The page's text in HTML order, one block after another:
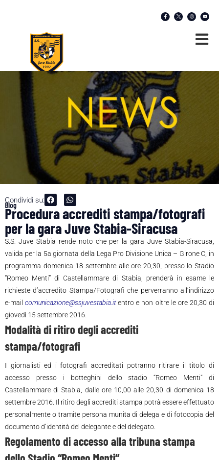
Condividi su:
Blog
Procedura accrediti stampa/fotografi
per la gara Juve Stabia-Siracusa
S.S. Juve Stabia rende noto che per la gara Juve Stabia-Siracusa,
valida per la 5a giornata della Lega Pro Divisione Unica – Girone C, in
programma domenica 18 settembre alle ore 20,30, presso lo Stadio
“Romeo Menti” di Castellammare di Stabia, prenderà in esame le
richieste d’accredito Stampa/Fotografi che perverranno all’indirizzo
e-mailcomunicazione@ssjuvestabia.itentro e non oltre le ore 20,30 di
giovedì 15 settembre 2016.
Modalità di ritiro degli accrediti
stampa/fotografi
I giornalisti ed i fotografi accreditati potranno ritirare il titolo di
accesso presso i botteghini dello stadio “Romeo Menti” di
Castellammare di Stabia, dalle ore 10,00 alle 20,30 di domenica 18
settembre 2016. Il ritiro degli accrediti stampa potrà essere effettuato
personalmente o tramite persona munita di delega e di fotocopia del
documento d’identità del delegante e del delegato.
Regolamento di accesso alla tribuna stampa